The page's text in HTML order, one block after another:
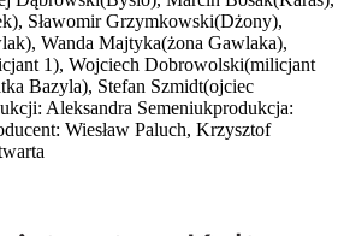
Sławomir Grzymkowski(Dżony),
Wanda Majtyka(żona Gawlaka),
1), Wojciech Dobrowolski(milicjant
Bazyla), Stefan Szmidt(ojciec
Aleksandra Semeniukprodukcja:
Wiesław Paluch, Krzysztof